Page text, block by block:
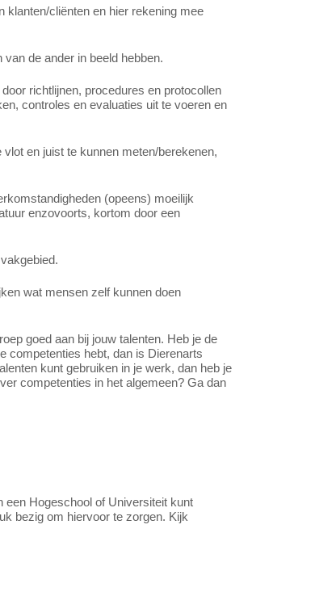
klanten/cliënten en hier rekening mee
de ander in beeld hebben.
richtlijnen, procedures en protocollen
controles en evaluaties uit te voeren en
en juist te kunnen meten/berekenen,
(opeens) moeilijk
enzovoorts, kortom door een
wat mensen zelf kunnen doen
goed aan bij jouw talenten. Heb je de
competenties hebt, dan is Dierenarts
kunt gebruiken in je werk, dan heb je
competenties in het algemeen? Ga dan
een Hogeschool of Universiteit kunt
bezig om hiervoor te zorgen. Kijk